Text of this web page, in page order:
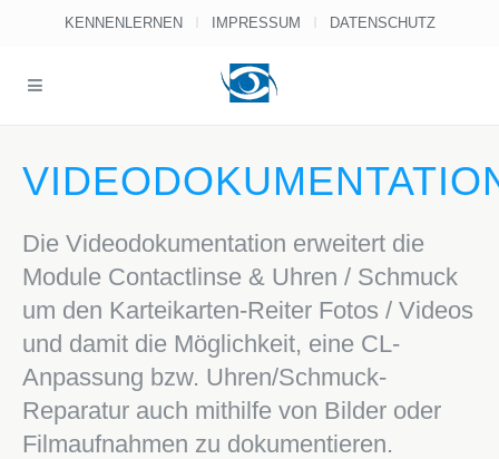
KENNENLERNEN IMPRESSUM DATENSCHUTZ
Die Videodokumentation erweitert die
Module Contactlinse & Uhren / Schmuck
um den Karteikarten-Reiter Fotos / Videos
und damit die Möglichkeit, eine CL-
Anpassung bzw. Uhren/Schmuck-
Reparatur auch mithilfe von Bilder oder
Filmaufnahmen zu dokumentieren.